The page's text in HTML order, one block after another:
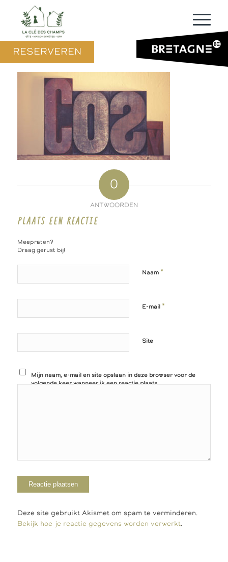
RESERVEREN
0
ANTWOORDEN
PLAATS EEN REACTIE
Meepraten?
Draag gerust bij!
Naam *
E-mail *
Site
Mijn naam, e-mail en site opslaan in deze browser voor de
volgende keer wanneer ik een reactie plaats.
Deze site gebruikt Akismet om spam te verminderen.
Bekijk hoe je reactie gegevens worden verwerkt.